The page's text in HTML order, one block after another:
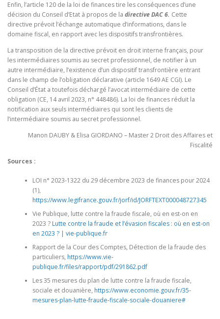
Enfin, l’article 120 de la loi de finances tire les conséquences d’une
décision du Conseil d’Etat à propos de la directive DAC 6. Cette
directive prévoit l’échange automatique d’informations, dans le
domaine fiscal, en rapport avec les dispositifs transfrontières.
La transposition de la directive prévoit en droit interne français, pour
les intermédiaires soumis au secret professionnel, de notifier à un
autre intermédiaire, l’existence d’un dispositif transfrontière entrant
dans le champ de l’obligation déclarative (article 1649 AE CGI). Le
Conseil d’État a toutefois déchargé l’avocat intermédiaire de cette
obligation (CE, 14 avril 2023, n° 448486). La loi de finances réduit la
notification aux seuls intermédiaires qui sont les clients de
l’intermédiaire soumis au secret professionnel.
Manon DAUBY & Elisa GIORDANO – Master 2 Droit des Affaires et
Fiscalité
Sources :
LOI n° 2023-1322 du 29 décembre 2023 de finances pour 2024
(1),
https://www.legifrance.gouv.fr/jorf/id/JORFTEXT000048727345
Vie Publique, lutte contre la fraude fiscale, où en est-on en
2023 ?Lutte contre la fraude et l’évasion fiscales : où en est-on
en 2023 ? | vie-publique.fr
Rapport de la Cour des Comptes, Détection de la fraude des
particuliers, https://www.vie-
publique.fr/files/rapport/pdf/291862.pdf
Les 35 mesures du plan de lutte contre la fraude fiscale,
sociale et douanière, https://www.economie.gouv.fr/35-
mesures-plan-lutte-fraude-fiscale-sociale-douaniere#